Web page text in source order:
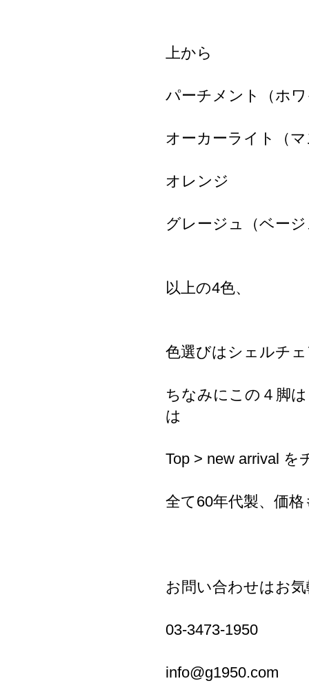
上から
パーチメント（ホ
オーカーライト（
オレンジ
グレージュ（ベー
以上の4色、
色選びはシェルチ
ちなみにこの４脚
は
Top > new arrival を
全て60年代製、価
お問い合わせはお
03-3473-1950
info@g1950.com